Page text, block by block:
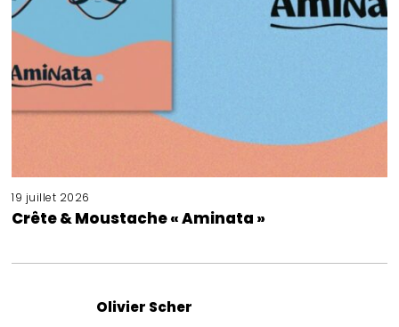
19 juillet 2026
Crête & Moustache « Aminata »
Olivier Scher